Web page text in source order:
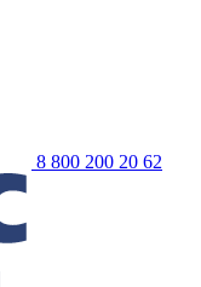
8 800 200 20 62